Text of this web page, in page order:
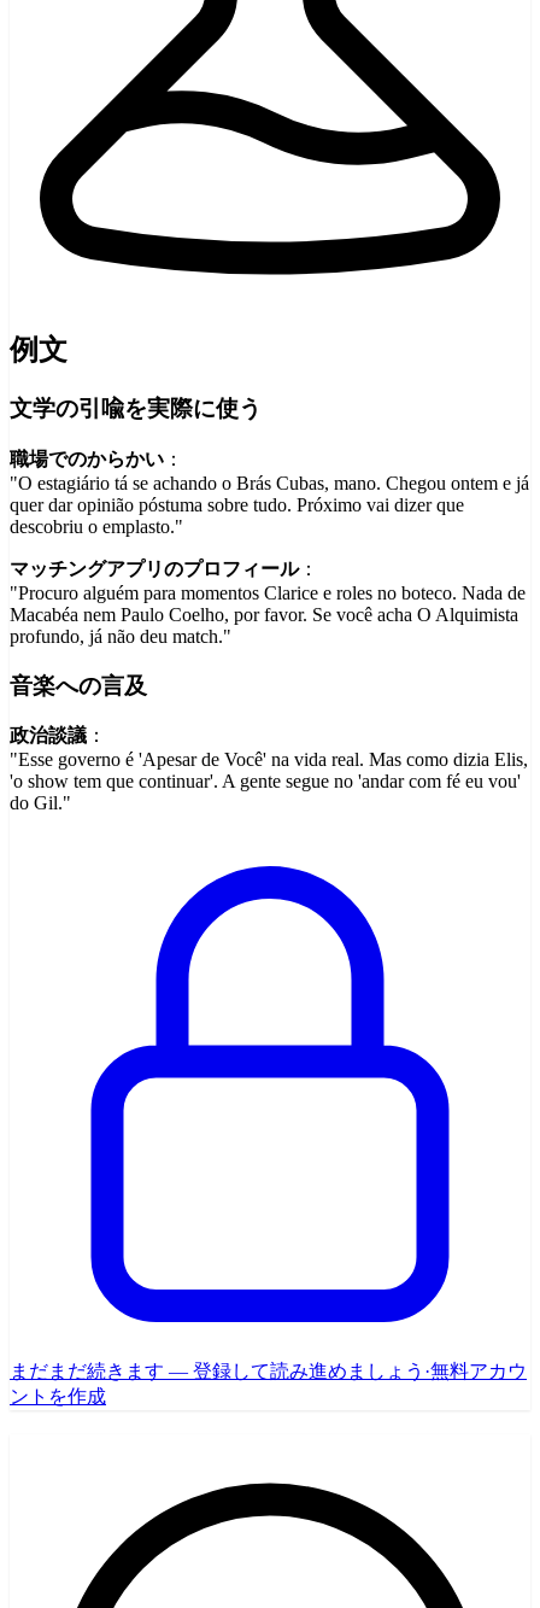
例文
文学の引喩を実際に使う
職場でのからかい ：
"O estagiário tá se achando o Brás Cubas, mano. Chegou ontem e já
quer dar opinião póstuma sobre tudo. Próximo vai dizer que
descobriu o emplasto."
マッチングアプリのプロフィール：
"Procuro alguém para momentos Clarice e roles no boteco. Nada de
Macabéa nem Paulo Coelho, por favor. Se você acha O Alquimista
profundo, já não deu match."
音楽への言及
政治談議 ：
"Esse governo é 'Apesar de Você' na vida real. Mas como dizia Elis,
'o show tem que continuar'. A gente segue no 'andar com fé eu vou'
do Gil."
まだまだ続きます — 登録して読み進めましょう ·無料アカウ
ントを作成